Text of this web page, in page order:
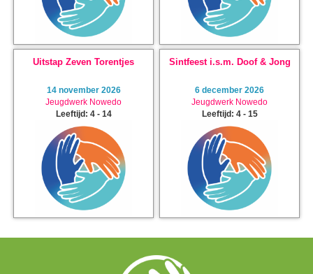
Uitstap Zeven Torentjes
14 november 2026
Jeugdwerk Nowedo
Leeftijd: 4 - 14
Sintfeest i.s.m. Doof & Jong
6 december 2026
Jeugdwerk Nowedo
Leeftijd: 4 - 15